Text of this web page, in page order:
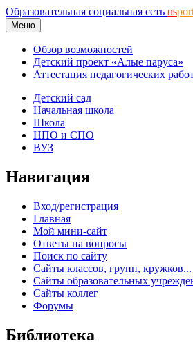
Образовательная социальная сеть ns
Меню
Обзор возможностей
Детский проект «Алые паруса»
Аттестация педагогических
Детский сад
Начальная школа
Школа
НПО и СПО
ВУЗ
Навигация
Вход/регистрация
Главная
Мой мини-сайт
Ответы на вопросы
Поиск по сайту
Сайты классов, групп, кружков...
Сайты образовательных
Сайты коллег
Форумы
Библиотека